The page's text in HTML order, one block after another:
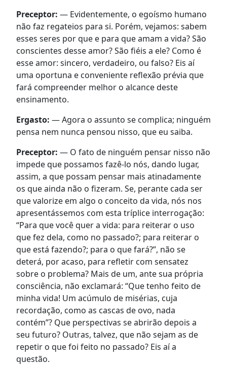
Preceptor: — Evidentemente, o egoísmo humano
não faz regateios para si. Porém, vejamos: sabem
esses seres por que e para que amam a vida? São
conscientes desse amor? São fiéis a ele? Como é
esse amor: sincero, verdadeiro, ou falso? Eis aí
uma oportuna e conveniente reflexão prévia que
fará compreender melhor o alcance deste
ensinamento.
Ergasto: — Agora o assunto se complica; ninguém
pensa nem nunca pensou nisso, que eu saiba.
Preceptor: — O fato de ninguém pensar nisso não
impede que possamos fazê-lo nós, dando lugar,
assim, a que possam pensar mais atinadamente
os que ainda não o fizeram. Se, perante cada ser
que valorize em algo o conceito da vida, nós nos
apresentássemos com esta tríplice interrogação:
“Para que você quer a vida: para reiterar o uso
que fez dela, como no passado?; para reiterar o
que está fazendo?; para o que fará?”, não se
deterá, por acaso, para refletir com sensatez
sobre o problema? Mais de um, ante sua própria
consciência, não exclamará: “Que tenho feito de
minha vida! Um acúmulo de misérias, cuja
recordação, como as cascas de ovo, nada
contém”? Que perspectivas se abrirão depois a
seu futuro? Outras, talvez, que não sejam as de
repetir o que foi feito no passado? Eis aí a
questão.